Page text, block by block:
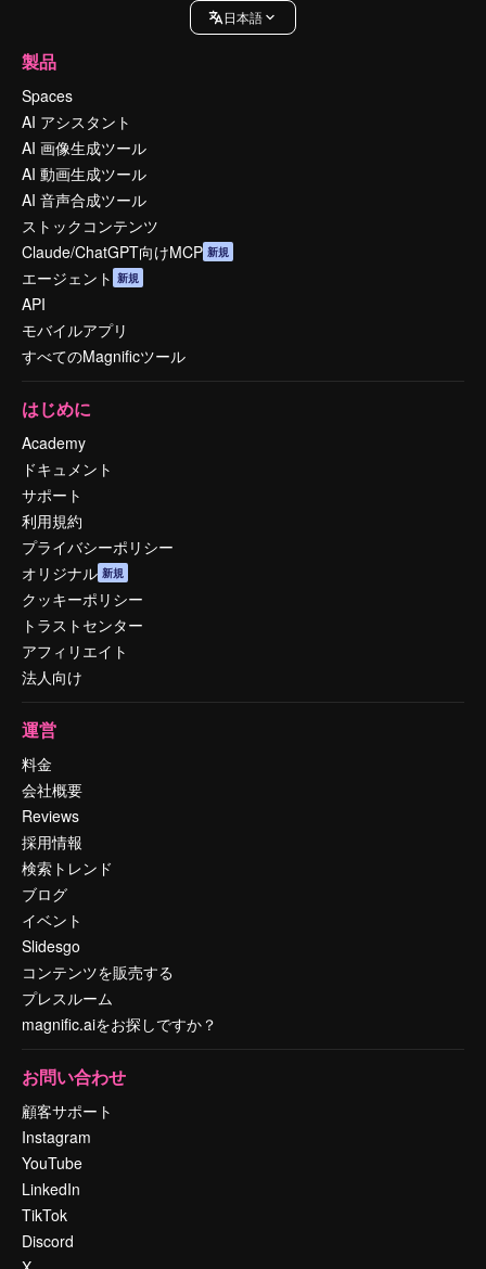
日本語
製品
Spaces
AI アシスタント
AI 画像生成ツール
AI 動画生成ツール
AI 音声合成ツール
ストックコンテンツ
Claude/ChatGPT向けMCP 新規
エージェント 新規
API
モバイルアプリ
すべてのMagnificツール
はじめに
Academy
ドキュメント
サポート
利用規約
プライバシーポリシー
オリジナル 新規
クッキーポリシー
トラストセンター
アフィリエイト
法人向け
運営
料金
会社概要
Reviews
採用情報
検索トレンド
ブログ
イベント
Slidesgo
コンテンツを販売する
プレスルーム
magnific.aiをお探しですか？
お問い合わせ
顧客サポート
Instagram
YouTube
LinkedIn
TikTok
Discord